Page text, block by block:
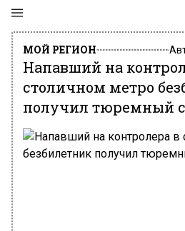
МОЙ РЕГИОН
Напавший на
столичном метро
получил тюремный